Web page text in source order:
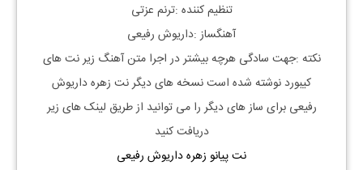
تنظیم کننده :ترنم عزتی
آهنگساز :داریوش رفیعی
نکته :جهت سادگی هرچه بیشتر در اجرا متن آهنگ زیر نت های
کیبورد نوشته شده است نسخه های دیگر نت زهره داریوش
رفیعی برای ساز های دیگر را می توانید از طریق لینک های زیر
دریافت کنید
نت پیانو زهره داریوش رفیعی